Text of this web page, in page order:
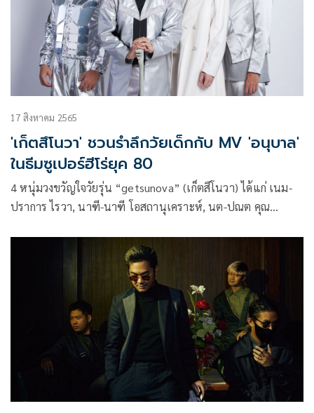
17 สิงหาคม 2565
'เก็ตสึโนวา' ชวนรำลึกวัยเด็กกับ MV 'อนุบาล'
ในธีมซูเปอร์ฮีโร่ยุค 80
4 หนุ่มวงขวัญใจวัยรุ่น “getsunova” (เก็ตสึโนวา) ได้แก่ เนม-
ปราการ ไรวา, นาฑี-นาฑี โอสถานุเคราะห์, นต-ปณต คุณ
ในเครือจีเอ็มเอ็ม แกรมมี่ฯ ชวนผู้ฟังหวนรำลึกวัยเด็กกับมิวสิก
วิดีโอ (MV) เพลงใหม่ล่าสุด ‘อนุบาล’ ที่มาในธีมซูเปอร์ฮีโร่ยุค
80 ต่อสู้กับเหล่าวัยร้าย ที่ไม่ว่าจะแกร่งแค่ไหน แต่พอเป็นเรื่อง
รักก็ช้ำหนักทุกที